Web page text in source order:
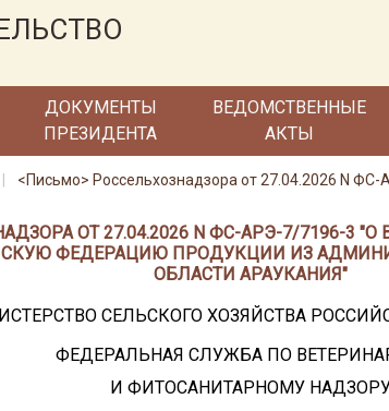
ДОКУМЕНТЫ
ПРЕЗИДЕНТА
ВЕДОМСТВЕННЫЕ
АКТЫ
<Письмо> Россельхознадзора от 27.04.2026 N
ОТ 27.04.2026 N ФС-АРЭ-7/7196-3
ФЕДЕРАЦИЮ ПРОДУКЦИИ ИЗ
ОБЛАСТИ АРАУКАНИЯ"
СЕЛЬСКОГО ХОЗЯЙСТВА
ФЕДЕРАЛЬНАЯ СЛУЖБА ПО
И ФИТОСАНИТАРНОМУ